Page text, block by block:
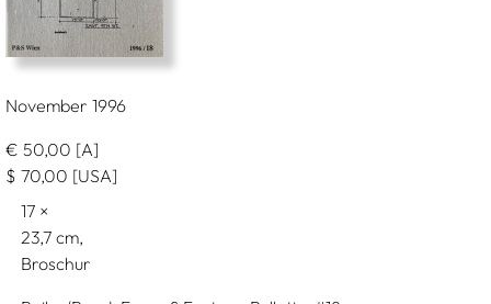
November 1996
€ 50,00 [A]
$ 70,00 [USA]
17
23,7
Broschur